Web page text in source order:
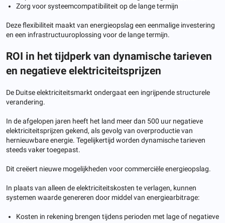
Zorg voor systeemcompatibiliteit op de lange termijn
Deze flexibiliteit maakt van energieopslag een eenmalige investering
en een infrastructuuroplossing voor de lange termijn.
ROI in het tijdperk van dynamische tarieven
en negatieve elektriciteitsprijzen
De Duitse elektriciteitsmarkt ondergaat een ingrijpende structurele
verandering.
In de afgelopen jaren heeft het land meer dan 500 uur negatieve
elektriciteitsprijzen gekend, als gevolg van overproductie van
hernieuwbare energie. Tegelijkertijd worden dynamische tarieven
steeds vaker toegepast.
Dit creëert nieuwe mogelijkheden voor commerciële energieopslag.
In plaats van alleen de elektriciteitskosten te verlagen, kunnen
systemen waarde genereren door middel van energiearbitrage:
Kosten in rekening brengen tijdens perioden met lage of negatieve